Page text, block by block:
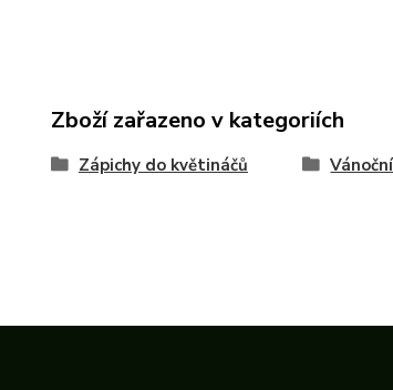
Zboží zařazeno v kategoriích
Zápichy do květináčů Vánoční